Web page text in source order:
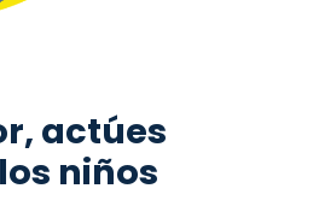
actúes
niños